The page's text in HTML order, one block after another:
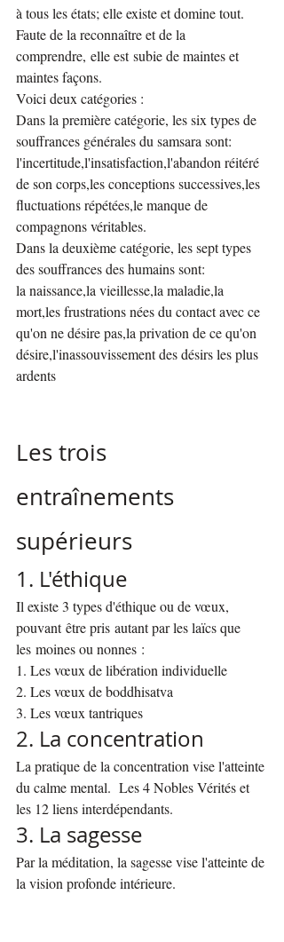
à tous les états; elle existe et domine tout.
Faute de la reconnaître et de la
comprendre, elle est subie de maintes et
maintes façons.
Voici deux catégories :
Dans la première catégorie, les six types de
souffrances générales du samsara sont:
l'incertitude,l'insatisfaction,l'abandon réitéré
de son corps,les conceptions successives,les
fluctuations répétées,le manque de
compagnons véritables.
Dans la deuxième catégorie, les sept types
des souffrances des humains sont:
la naissance,la vieillesse,la maladie,la
mort,les frustrations nées du contact avec ce
qu'on ne désire pas,la privation de ce qu'on
désire,l'inassouvissement des désirs les plus
ardents
Les trois
entraînements
supérieurs
1. L'éthique
Il existe 3 types d'éthique ou de vœux,
pouvant être pris autant par les laïcs que
les moines ou nonnes :
1. Les vœux de libération individuelle
2. Les vœux de boddhisatva
3. Les vœux tantriques
2. La concentration
La pratique de la concentration vise l'atteinte
du calme mental.  Les 4 Nobles Vérités et
les 12 liens interdépendants.
3. La sagesse
Par la méditation, la sagesse vise l'atteinte de
la vision profonde intérieure.